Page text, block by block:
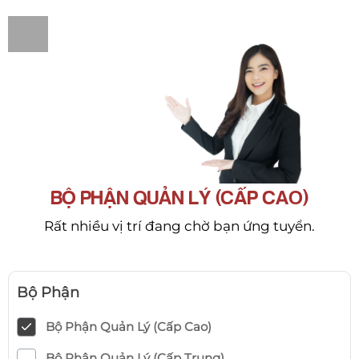
BỘ PHẬN QUẢN LÝ (CẤP CAO)
Rất nhiều vị trí đang chờ bạn ứng tuyển.
Bộ Phận
Bộ Phận Quản Lý (Cấp Cao)